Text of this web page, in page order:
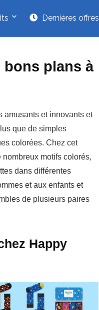
Dernières offres
bons plans à
amusants et innovants et
que de simples
colorées. Chez cet
motifs colorés,
dans différentes
et aux enfants et
de plusieurs paires
Happy